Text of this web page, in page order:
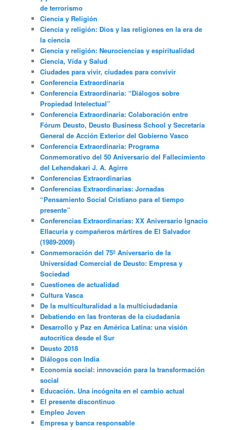
de terrorismo
Ciencia y Religión
Ciencia y religión: Dios y las religiones en la era de
la ciencia
Ciencia y religión: Neurociencias y espiritualidad
Ciencia, Vida y Salud
Ciudades para vivir, ciudades para convivir
Conferencia Extraordinaria
Conferencia Extraordinaria: “Diálogos sobre
Propiedad Intelectual”
Conferencia Extraordinaria: Colaboración entre
Fórum Deusto, Deusto Business School y Secretaría
General de Acción Exterior del Gobierno Vasco
Conferencia Extraordinaria: Programa
Conmemorativo del 50 Aniversario del Fallecimiento
del Lehendakari J. A. Agirre
Conferencias Extraordinarias
Conferencias Extraordinarias: Jornadas
“Pensamiento Social Cristiano para el tiempo
presente”
Conferencias Extraordinarias: XX Aniversario Ignacio
Ellacuria y compañeros mártires de El Salvador
(1989-2009)
Conmemoración del 75º Aniversario de la
Universidad Comercial de Deusto: Empresa y
Sociedad
Cuestiones de actualidad
Cultura Vasca
De la multiculturalidad a la multiciudadania
Debatiendo en las fronteras de la ciudadanía
Desarrollo y Paz en América Latina: una visión
autocrítica desde el Sur
Deusto 2018
Diálogos con India
Economía social: innovación para la transformación
social
Educación. Una incógnita en el cambio actual
El presente discontinuo
Empleo Joven
Empresa y banca responsable